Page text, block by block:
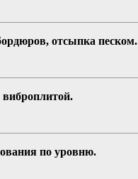
отсыпка песком.
по уровню.